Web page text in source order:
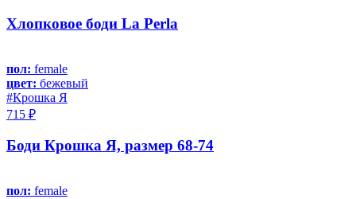
Хлопковое боди La Perla
пол: female
цвет: бежевый
#Крошка Я
715 ₽
Боди Крошка Я, размер 68-74
пол: female